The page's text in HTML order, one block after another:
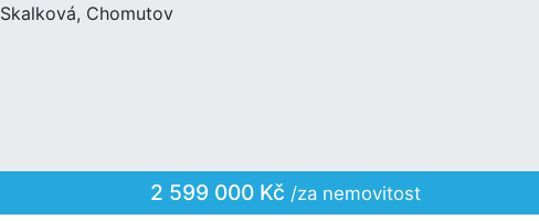
Skalková, Chomutov
2 599 000 Kč /za nemovitost